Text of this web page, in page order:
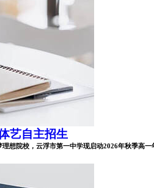
艺自主招生
想院校，云浮市第一中学现启动2026年秋季高一